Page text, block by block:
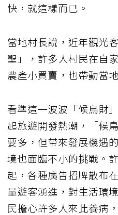
快，就這樣而已。
當地村長說，近年觀光
聖」，許多人村民在自
農產小買賣，也帶動當
看準這一波波「候鳥財
起旅遊開發熱潮，「候
要多，但帶來發展機遇
境也面臨不小的挑戰。
起，各種廣告招牌散布
量遊客湧進，對生活環
民擔心許多人來此養病